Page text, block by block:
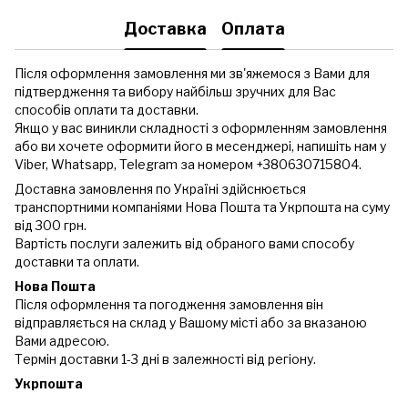
Доставка Оплата
Після оформлення замовлення ми зв'яжемося з Вами для
підтвердження та вибору найбільш зручних для Вас
способів оплати та доставки.
Якщо у вас виникли складності з оформленням замовлення
або ви хочете оформити його в месенджері, напишіть нам у
Viber, Whatsapp, Telegram за номером +380630715804.
Доставка замовлення по Україні здійснюється
транспортними компаніями Нова Пошта та Укрпошта на суму
від 300 грн.
Вартість послуги залежить від обраного вами способу
доставки та оплати.
Нова Пошта
Після оформлення та погодження замовлення він
відправляється на склад у Вашому місті або за вказаною
Вами адресою.
Термін доставки 1-3 дні в залежності від регіону.
Укрпошта